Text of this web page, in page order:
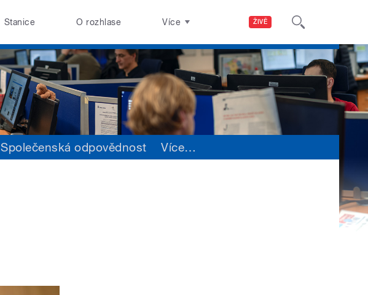
ŽIVĚ
Stanice O rozhlase Více
Společenská odpovědnost Více…